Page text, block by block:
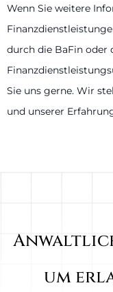
Wenn Sie weitere
durch die BaFin oder
Sie uns gerne. Wir
und unserer
um